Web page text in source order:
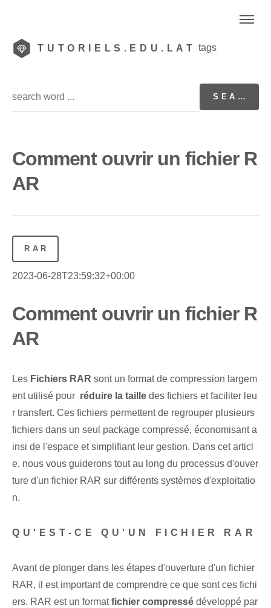
TUTORIELS.EDU.LAT tags
Comment ouvrir un fichier R
AR
RAR
2023-06-28T23:59:32+00:00
Comment ouvrir un fichier R
AR
Les Fichiers RAR sont un format de compression largem
ent utilisé pour ⁤ réduire la taille des fichiers et faciliter leu
r transfert. Ces fichiers permettent de regrouper plusieurs
fichiers dans un seul package compressé, économisant a
insi de l'espace et simplifiant leur gestion. Dans cet articl
e, nous vous guiderons tout au long du processus d'ouver
ture⁢ d'un fichier RAR sur différents systèmes d'exploitatio
n.
QU'EST-CE QU'UN FICHIER RAR
Avant de plonger dans les étapes d'ouverture d'un fichier
RAR, il est important de comprendre ce que sont ces fichi
ers. ⁤RAR est un formatfichier compressé développé par